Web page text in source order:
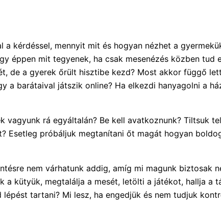
kérdéssel, mennyit mit és hogyan nézhet a
éppen mit tegyenek, ha csak mesenézés közben
de a gyerek őrült hisztibe kezd? Most akkor függő
a barátaival játszik online? Ha elkezdi hanyagolni a
rá egyáltalán? Be kell avatkoznunk? Tiltsuk
Esetleg próbáljuk megtanítani őt magát hogyan
nem várhatunk addig, amíg mi magunk biztosak
a kütyük, megtalálja a mesét, letölti a játékot, hallja a
tartani? Mi lesz, ha engedjük és nem tudjuk